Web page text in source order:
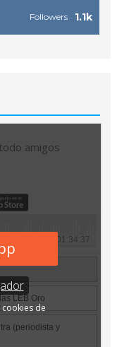
1.1k
Followers